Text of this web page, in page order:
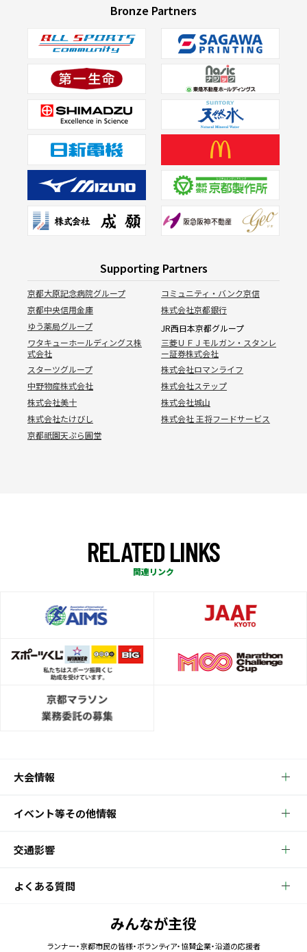
Bronze Partners
Supporting Partners
京都大原記念病院グループ
コミュニティ・バンク京信
京都中央信用金庫
株式会社京都銀行
ゆう薬局グループ
JR西日本京都グループ
ワタキューホールディングス株
式会社
三菱ＵＦＪモルガン・スタンレ
ー証券株式会社
スターツグループ
株式会社ロマンライフ
中野物産株式会社
株式会社ステップ
株式会社美十
株式会社城山
株式会社たけびし
株式会社 王将フードサービス
京都祇園天ぷら圓堂
RELATEDLINKS
関連リンク
大会情報
イベント等その他情報
交通影響
よくある質問
みんなが主役
ランナー・京都市民の皆様・ボランティア・協賛企業・沿道の応援者